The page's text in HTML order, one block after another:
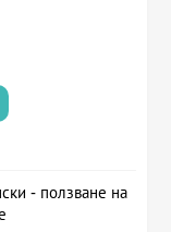
- ползване на